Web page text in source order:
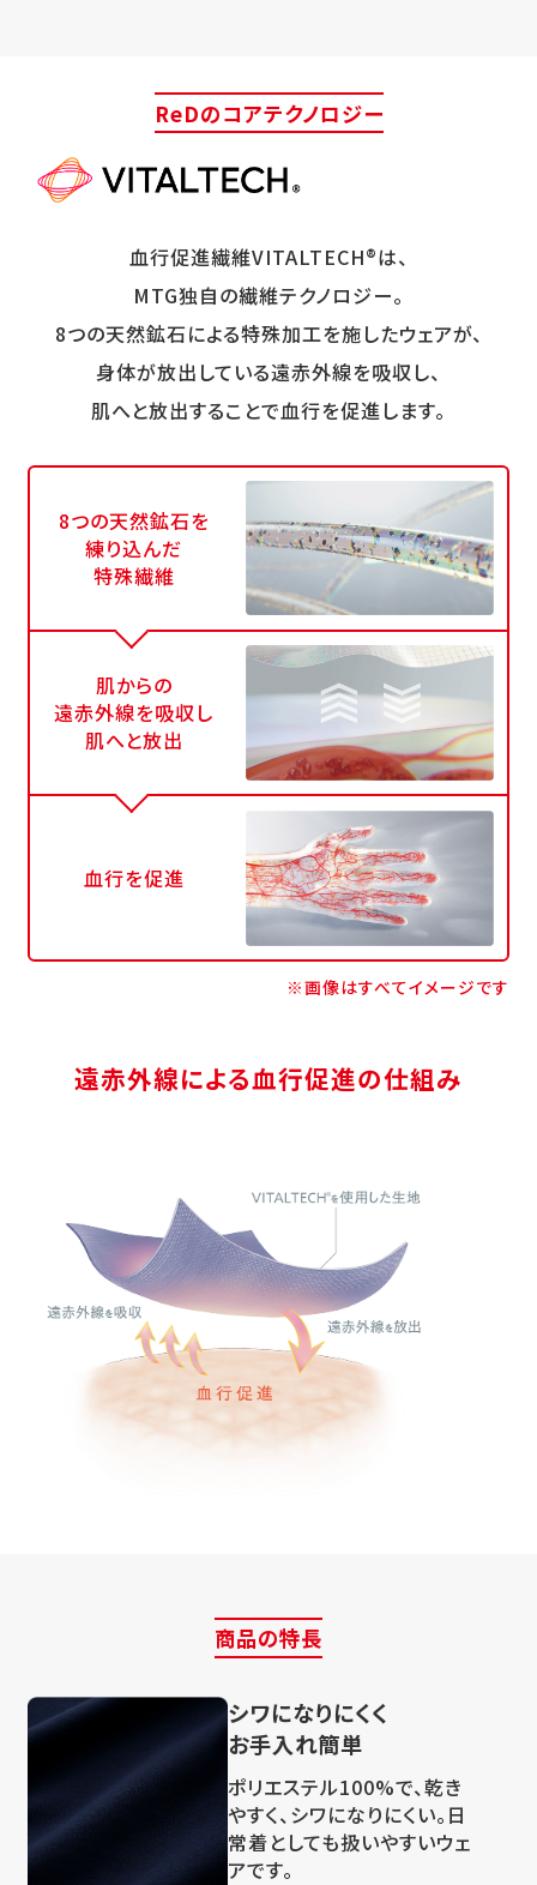
ReDのコアテクノロジー
血行促進繊維VITALTECH®は、
MTG独自の繊維テクノロジー。
8つの天然鉱石による特殊加工を施したウェアが、
身体が放出している遠赤外線を吸収し、
肌へと放出することで血行を促進します。
8つの天然鉱石を
練り込んだ
特殊繊維
肌からの
遠赤外線を吸収し
肌へと放出
血行を促進
※画像はすべてイメージです
遠赤外線による血行促進の仕組み
商品の特長
シワになりにくく
お手入れ簡単
ポリエステル100%で、乾き
やすく、シワになりにくい。日
常着としても扱いやすいウェ
アです。